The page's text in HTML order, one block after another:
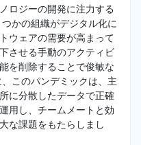
ロジーの開発に注力する
かの組織がデジタル化に
ウェアの需要が高まって
させる手動のアクティビ
を削除することで俊敏な
このパンデミックは、主
に分散したデータで正確
用し、チームメートと効
な課題をもたらしまし